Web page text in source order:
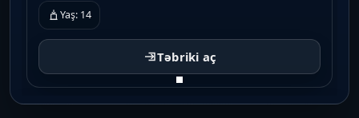
Yaş: 14
Təbriki aç